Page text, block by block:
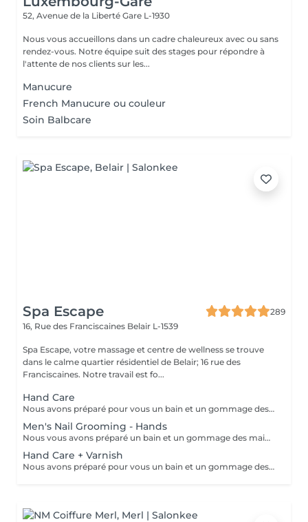
52, Avenue de la Liberté Gare L-1930
Nous vous accueillons dans un cadre chaleureux avec ou sans
rendez-vous. Notre équipe suit des stages pour répondre à
l'attente de nos clients sur les...
Manucure
French Manucure ou couleur
Soin Balbcare
Spa Escape
289
16, Rue des Franciscaines Belair L-1539
Spa Escape, votre massage et centre de wellness se trouve
dans le calme quartier résidentiel de Belair; 16 rue des
Franciscaines. Notre travail est fo...
Hand Care
Nous avons préparé pour vous un bain et un gommage des mains aux huiles parfumées, un traitement des ongles et des cuticules, ainsi qu'un massage des bras et des mains pour éliminer toute tension dans les muscles et les os des bras et des mains et favoriser la relaxation.
Men's Nail Grooming - Hands
Nous vous avons préparé un bain et un gommage des mains à l'huile légèrement parfumée, un traitement des ongles et des cuticules et un massage des bras et des mains pour éliminer toute tension dans les muscles et les os des bras et des mains et favoriser la relaxation.
Hand Care + Varnish
Nous avons préparé pour vous un bain et un gommage des mains à l'huile parfumée, un traitement des ongles et des cuticules et un massage des bras et des mains pour éliminer toute tension dans les muscles et les os des bras et des mains et favoriser la relaxation. Ce soin est suivi de l'application d'un vernis à ongles de votre choix.